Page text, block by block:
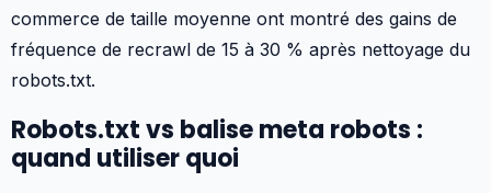
commerce de taille moyenne ont montré des gains de
fréquence de recrawl de 15 à 30 % après nettoyage du
robots.txt.
Robots.txt vs balise meta robots :
quand utiliser quoi